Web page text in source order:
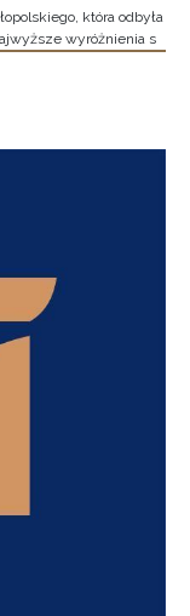
która odbyła
wyróżnienia s